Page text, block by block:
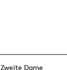
Zweite Dame